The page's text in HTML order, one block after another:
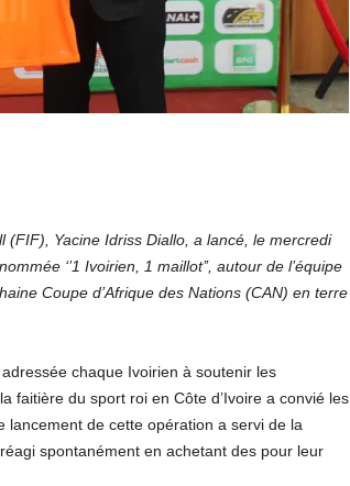
Yacine Idriss Diallo, a lancé, le mercredi
‘’1 Ivoirien, 1 maillot’’, autour de l’équipe
Coupe d’Afrique des Nations (CAN) en terre
chaque Ivoirien à soutenir les
faitière du sport roi en Côte d’Ivoire a convié les
lancement de cette opération a servi de la
spontanément en achetant des pour leur